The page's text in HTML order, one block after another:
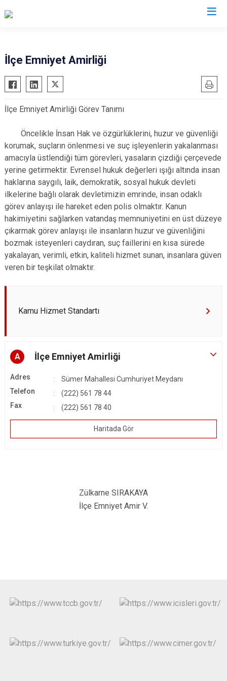
Alpu
Beylikova
Çifteler
Günyüzü
Han
İnönü
Mahmudiye
Sarıcakaya
Sivrihisar
Odunpazarı
Tepebaşı
İlçe Emniyet Amirliği
İlçe Emniyet Amirliği Görev Tanımı
Öncelikle İnsan Hak ve özgürlüklerini, huzur ve güvenliği
korumak, suçların önlenmesi ve suç işleyenlerin yakalanması
amacıyla üstlendiği tüm görevleri, yasaların çizdiği çerçevede
yerine getirmektir. Evrensel hukuk değerleri ışığı altında insan
haklarına saygılı, laik, demokratik, sosyal hukuk devleti
ilkelerine bağlı olarak devletimizin emrinde, insan odaklı
görev anlayışı ile hareket eden polis olmaktır. Kanun
hakimiyetini sağlarken vatandaş memnuniyetini en üst düzeye
çıkarmak görev anlayışı ile insanların huzur ve güvenliğini
bozmak isteyenleri caydıran, suç faillerini en kısa sürede
yakalayan, verimli, etkin, kaliteli hizmet sunan, insanlara güven
veren bir teşkilat olmaktır.
Kamu Hizmet Standartı
A İlçe Emniyet Amirliği
Adres
Sümer Mahallesi Cumhuriyet Meydanı
Telefon
(222) 561 78 44
Fax
(222) 561 78 40
Haritada Gör
Zülkarne SIRAKAYA
İlçe Emniyet Amir V.